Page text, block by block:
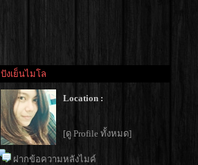
ปังเย็นไมโล
Location :
[ดู Profile ทั้งหมด]
ฝากข้อความหลังไมค์